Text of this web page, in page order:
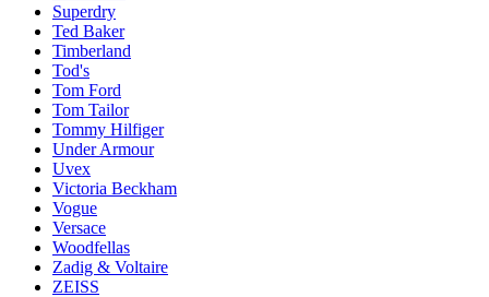
Superdry
Ted Baker
Timberland
Tod's
Tom Ford
Tom Tailor
Tommy Hilfiger
Under Armour
Uvex
Victoria Beckham
Vogue
Versace
Woodfellas
Zadig & Voltaire
ZEISS